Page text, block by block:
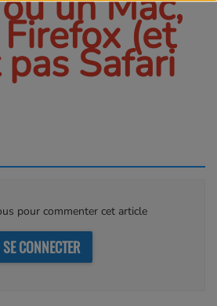
(et
Safari
pour commenter cet article
SE CONNECTER